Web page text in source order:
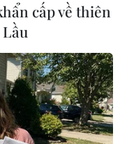
Triều Tiên
Hàn Quốc
cấp về thiên